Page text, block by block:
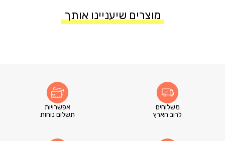
מוצרים שיעניינו אותך
משלוחים
לרוב הארץ
אפשרויות
תשלום נוחות